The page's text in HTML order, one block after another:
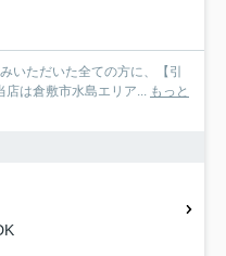
いただいた全ての方に、【引
は倉敷市水島エリア... もっと